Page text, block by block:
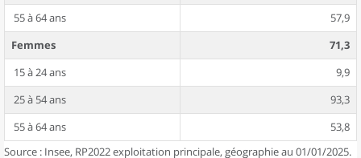
55 à 64 ans
57,9
Femmes
71,3
15 à 24 ans
9,9
25 à 54 ans
93,3
55 à 64 ans
53,8
Source : Insee, RP2022 exploitation principale, géographie au 01/01/2025.